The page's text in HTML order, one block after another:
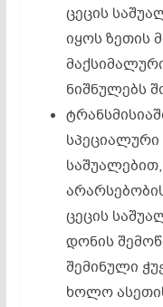
ცეცის
იყოს ზეთის
ნიშნულებს
სპეციალური
ცეცის
დონის
შემინული
ხოლო